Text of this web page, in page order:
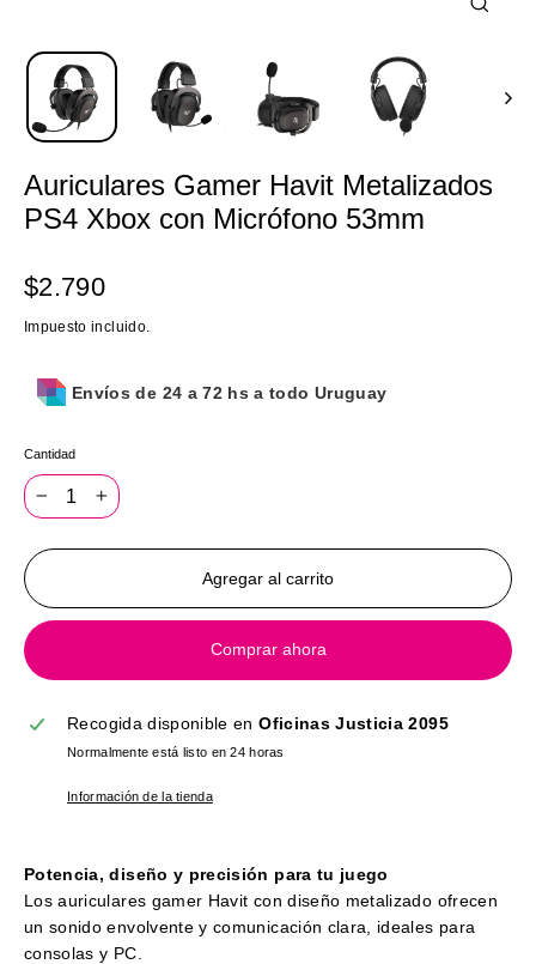
Auriculares Gamer Havit Metalizados
PS4 Xbox con Micrófono 53mm
Precio
habitual
$2.790
Impuesto incluido.
Envíos de 24 a 72 hs a todo Uruguay
Cantidad
Agregar al carrito
Comprar ahora
Recogida disponible enOficinas Justicia 2095
Normalmente está listo en 24 horas
Información de la tienda
Potencia, diseño y precisión para tu juego
Los auriculares gamer Havit con diseño metalizado ofrecen
un sonido envolvente y comunicación clara, ideales para
consolas y PC.